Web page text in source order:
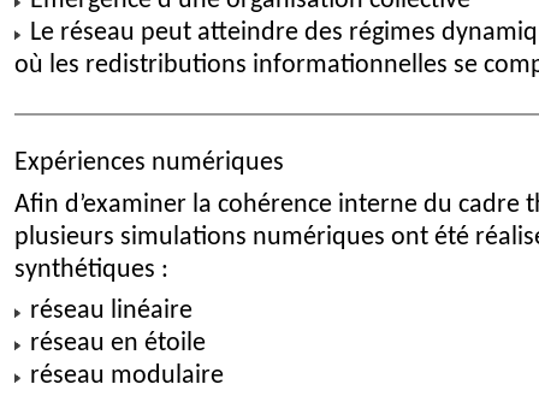
Le réseau peut atteindre des régimes
où les redistributions informationnelles se
Expériences numériques
Afin d’examiner la cohérence interne du cadre
plusieurs simulations numériques ont été
synthétiques :
réseau linéaire
réseau en étoile
réseau modulaire